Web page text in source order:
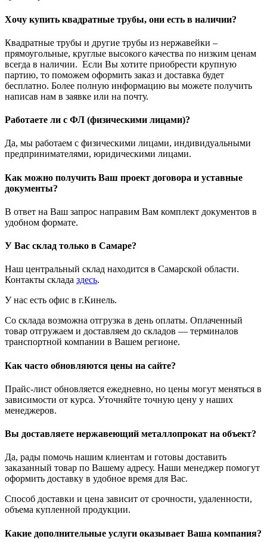
Хочу купить квадратные трубы, они есть в наличии?
Квадратные трубы и другие трубы из нержавейки –
прямоугольные, круглые высокого качества по низким ценам
всегда в наличии. Если Вы хотите приобрести крупную
партию, то поможем оформить заказ и доставка будет
бесплатно. Более полную информацию вы можете получить
написав нам в заявке или на почту.
Работаете ли с ФЛ (физическими лицами)?
Да, мы работаем с физическими лицами, индивидуальными
предпринимателями, юридическими лицами.
Как можно получить Ваш проект договора и уставные
документы?
В ответ на Ваш запрос направим Вам комплект документов в
удобном формате.
У Вас склад только в Самаре?
Наш центральный склад находится в Самарской области.
Контакты склада здесь.
У нас есть офис в г.Кинель.
Со склада возможна отгрузка в день оплаты. Оплаченный
товар отгружаем и доставляем до складов — терминалов
транспортной компании в Вашем регионе.
Как часто обновляются цены на сайте?
Прайс-лист обновляется ежедневно, но цены могут меняться в
зависимости от курса. Уточняйте точную цену у наших
менеджеров.
Вы доставляете нержавеющий металлопрокат на объект?
Да, рады помочь нашим клиентам и готовы доставить
заказанный товар по Вашему адресу. Наши менеджер помогут
оформить доставку в удобное время для Вас.
Способ доставки и цена зависит от срочности, удаленности,
объема купленной продукции.
Какие дополнительные услуги оказывает Ваша компания?